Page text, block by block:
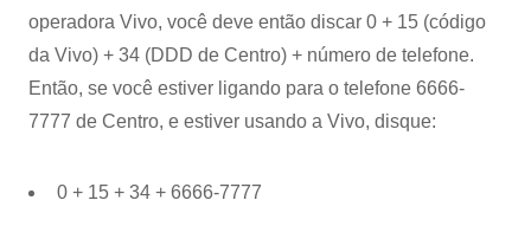
operadora Vivo, você deve então discar 0 + 15 (código
da Vivo) + 34 (DDD de Centro) + número de telefone.
Então, se você estiver ligando para o telefone 6666-
7777 de Centro, e estiver usando a Vivo, disque:
0 + 15 + 34 + 6666-7777